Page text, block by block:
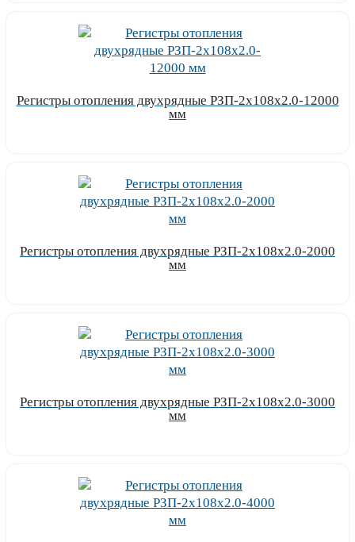
Регистры отопления двухрядные РЗП-2x108x2.0-12000
мм
Регистры отопления двухрядные РЗП-2x108x2.0-2000
мм
Регистры отопления двухрядные РЗП-2x108x2.0-3000
мм